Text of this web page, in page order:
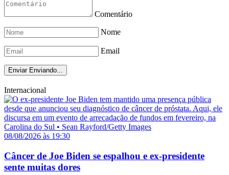
Comentário
Nome
Email
Enviar Enviando...
Internacional
08/08/2026 às 19:30
Câncer de Joe Biden se espalhou e ex-presidente
sente muitas dores